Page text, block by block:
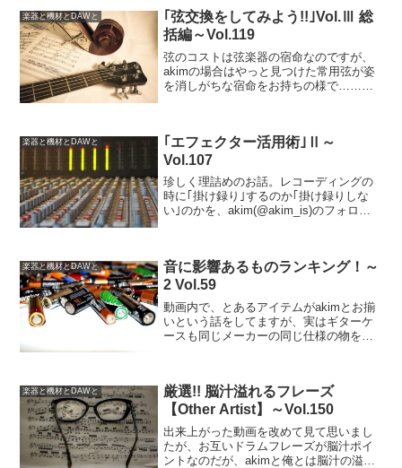
楽器と機材とDAWと
｢弦交換をしてみよう!!｣Vol.Ⅲ 総
括編～Vol.119
弦のコストは弦楽器の宿命なのですが、
akimの場合はやっと見つけた常用弦が姿
を消しがちな宿命をお持ちの様で……そ
楽器と機材とDAWと
｢エフェクター活用術｣Ⅱ～
Vol.107
珍しく理詰めのお話。レコーディングの
時に｢掛け録り｣するのか｢掛け録りしな
い｣のかを、akim(@akim_is)のフォロー
よね～、気分や雰囲気って♪
楽器と機材とDAWと
音に影響あるものランキング！～
2 Vol.59
動画内で、とあるアイテムがakimとお揃
いという話をしてますが、実はギターケ
ースも同じメーカーの同じ仕様の物を使
楽器と機材とDAWと
厳選!! 脳汁溢れるフレーズ
【Other Artist】～Vol.150
出来上がった動画を改めて見て思いまし
たが、お互いドラムフレーズが脳汁ポイ
ントなのだが、akimと俺とは脳汁の溢れ